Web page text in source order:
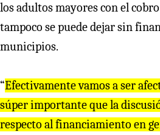
los adultos mayores con el
tampoco se puede dejar sin
municipios.
“Efectivamente vamos a ser
súper importante que la
respecto al financiamiento en